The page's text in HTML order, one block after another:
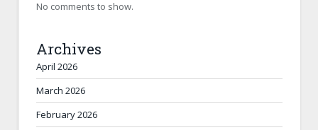
No comments to show.
Archives
April 2026
March 2026
February 2026